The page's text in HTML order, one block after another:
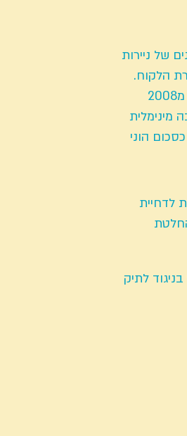
של ניירות
הלקוח.
עד שנת 2006 הפקדות לקופת גמל היו נזילות לאחר 15 שנה של צבירת וותק, אך מ2008
מינימלית
לדחיית
לתיק